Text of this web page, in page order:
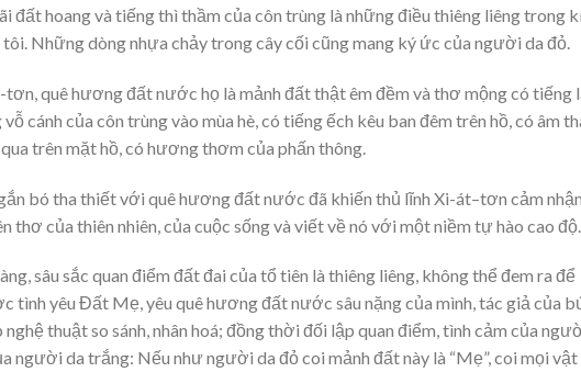
đất hoang và tiếng thì thầm của côn trùng là những điều thiêng liêng trong
Những dòng nhựa chảy trong cây cối cũng mang ký ức của người da đỏ.
quê hương đất nước họ là mảnh đất thật êm đềm và thơ mộng có tiếng
cánh của côn trùng vào mùa hè, có tiếng ếch kêu ban đêm trên hồ, có âm
trên mặt hồ, có hương thơm của phấn thông.
bó tha thiết với quê hương đất nước đã khiến thủ lĩnh Xi-át–tơn cảm
thơ của thiên nhiên, của cuộc sống và viết về nó với một niềm tự hào cao độ.
sâu sắc quan điểm đất đai của tổ tiên là thiêng liêng, không thể đem ra để
tình yêu Đất Mẹ, yêu quê hương đất nước sâu nặng của mình, tác giả của
thuật so sánh, nhân hoá; đồng thời đối lập quan điểm, tình cảm của
người da trắng: Nếu như người da đỏ coi mảnh đất này là “Mẹ”, coi mọi vật